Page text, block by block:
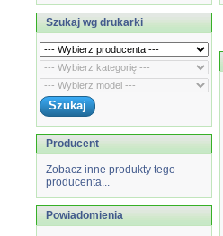
Szukaj wg drukarki
Producent
- Zobacz inne produkty tego
producenta...
Powiadomienia